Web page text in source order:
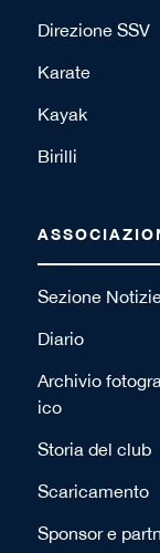
Direzione SSV
Karate
Kayak
Birilli
Sezione
Diario
Archivio
ico
Storia del club
Scaricamento
Sponsor e partn